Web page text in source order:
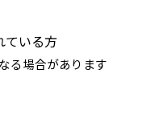
ている方
る場合があります